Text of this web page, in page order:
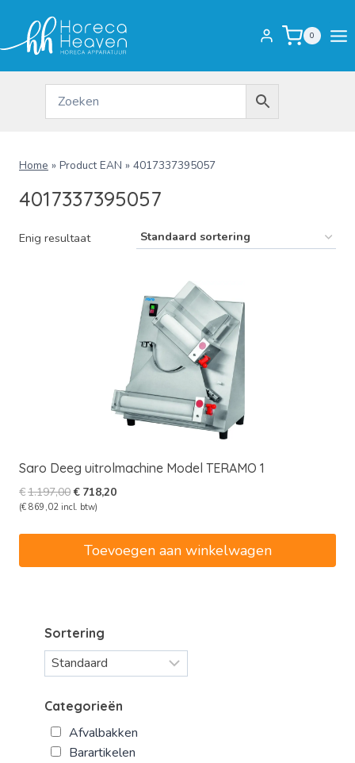
inhoud
0
Home » Product EAN » 4017337395057
4017337395057
Enig resultaat
Saro Deeg uitrolmachine Model TERAMO 1
€1.197,00Oorspronkelijke
prijs
€ 718,20Huidige
(€ 869,02 incl. btw)
Toevoegen aan winkelwagen
Sortering
Categorieën
Afvalbakken
Barartikelen